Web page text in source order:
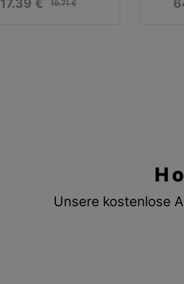
17.39 € 19.71 €
Unsere kostenlose